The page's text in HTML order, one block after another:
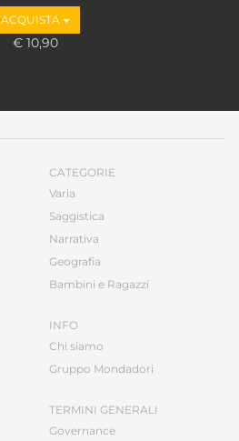
ACQUISTA
€ 10,90
CATEGORIE
Varia
Saggistica
Narrativa
Geografia
Bambini e Ragazzi
INFO
Chi siamo
Gruppo Mondadori
TERMINI GENERALI
Governance